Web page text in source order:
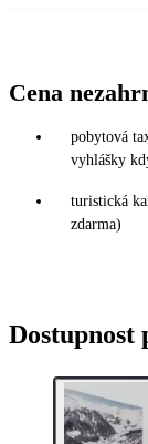
Cena
pobytová
vyhlášky
turistická
zdarma)
Dostupnost